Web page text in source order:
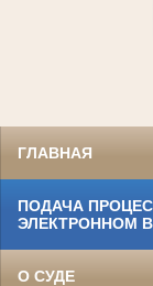
ГЛАВНАЯ
ПОДАЧА
ЭЛЕКТРОННОМ
О СУДЕ